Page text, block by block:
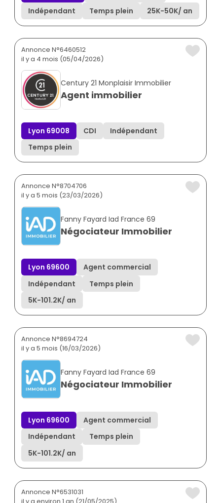
Indépendant
Temps plein 25K-50K/ an
Annonce N°6460512
il y a 4 mois (05/04/2026)
Century 21 Monplaisir Immobilier
Agent immobilier
Lyon 69008 CDI
Indépendant
Temps plein
Annonce N°8704706
il y a 5 mois (23/03/2026)
Fanny Fayard Iad France 69
Négociateur Immobilier
Lyon 69600
Agent commercial
Indépendant
Temps plein
5K-101.2K/ an
Annonce N°8694724
il y a 5 mois (16/03/2026)
Fanny Fayard Iad France 69
Négociateur Immobilier
Lyon 69600
Agent commercial
Indépendant
Temps plein
5K-101.2K/ an
Annonce N°6531031